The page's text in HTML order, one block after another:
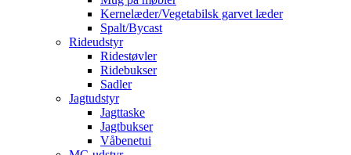
Kernelæder/Vegetabilsk garvet læder
Spalt/Bycast
Rideudstyr
Ridestøvler
Ridebukser
Sadler
Jagtudstyr
Jagttaske
Jagtbukser
Våbenetui